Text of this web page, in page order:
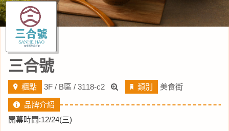
三合號
櫃點 3F / B區 / 3118-c2 類別 美食街
品牌介紹
開幕時間:12/24(三)